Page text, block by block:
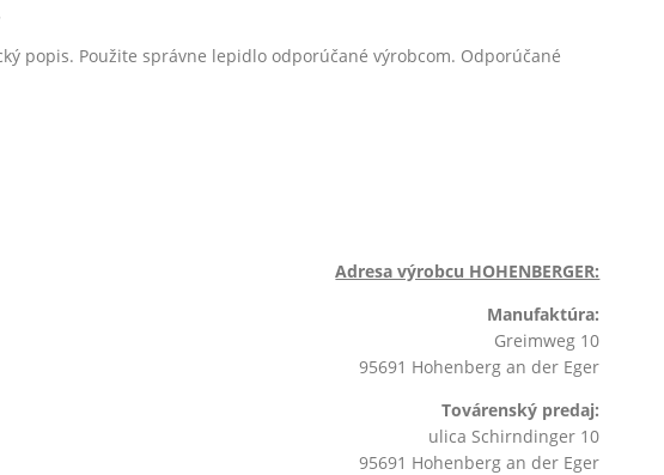
popis. Použite správne lepidlo odporúčané výrobcom. Odporúčané
Adresa výrobcu HOHENBERGER:
Manufaktúra:
Greimweg 10
95691 Hohenberg an der Eger
Továrenský predaj:
ulica Schirndinger 10
95691 Hohenberg an der Eger